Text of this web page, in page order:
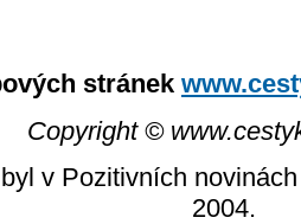
stránek
Copyright ©
v Pozitivních
2004.